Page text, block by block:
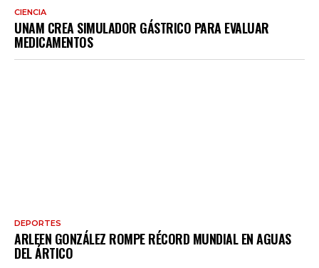
CIENCIA
UNAM CREA SIMULADOR GÁSTRICO PARA EVALUAR
MEDICAMENTOS
DEPORTES
ARLEEN GONZÁLEZ ROMPE RÉCORD MUNDIAL EN AGUAS
DEL ÁRTICO